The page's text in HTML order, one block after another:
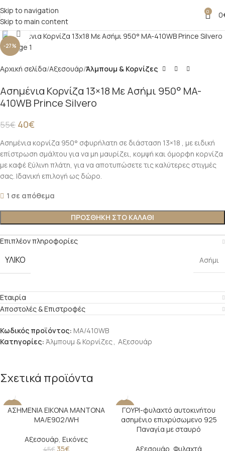
Skip to navigation
Skip to main content
0 0
-27%
Click to enlarge
Αρχική σελίδα Αξεσουάρ Άλμπουμ & Κορνίζες
Ασημένια Κορνίζα 13×18 Με Ασήμι 950° MA-
410WB Prince Silvero
55€ 40€
Ασημένια κορνίζα 950° σφυρήλατη σε διάσταση 13×18 , με ειδική
επίστρωση σμάλτου για να μη μαυρίζει, κομψή και όμορφη κορνίζα
με καφέ ξύλινη πλάτη, για να αποτυπώσετε τις καλύτερες στιγμές
σας. Ιδανική επιλογή ως δώρο.
1 σε απόθεμα
ΠΡΟΣΘΗΚΗ ΣΤΟ ΚΑΛΑΘΙ
Επιπλέον πληροφορίες
ΥΛΙΚΟ Ασήμι
Εταιρία
Αποστολές & Επιστροφές
Κωδικός προϊόντος: ΜΑ/410WB
Κατηγορίες: Άλμπουμ & Κορνίζες, Αξεσουάρ
Σχετικά προϊόντα
-22%
ΑΣΗΜΕΝΙΑ ΕΙΚΟΝΑ ΜΑΝΤΟΝΑ
MA/E902/WH
Αξεσουάρ, Εικόνες
45€ 35€
-22%
ΓΟΥΡΙ-φυλαχτό αυτοκινήτου
ασημένιο επιχρύσωμενο 925
Παναγία με σταυρό
Αξεσουάρ Φυλαχτά